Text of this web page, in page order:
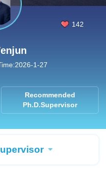
142
2026-1-27
Recommended
Ph.D.Supervisor